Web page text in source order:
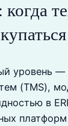
уровень —
(TMS),
в